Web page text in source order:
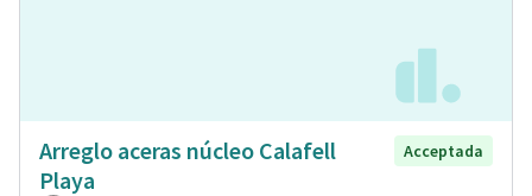
Arreglo aceras núcleo Calafell
Playa
Acceptada